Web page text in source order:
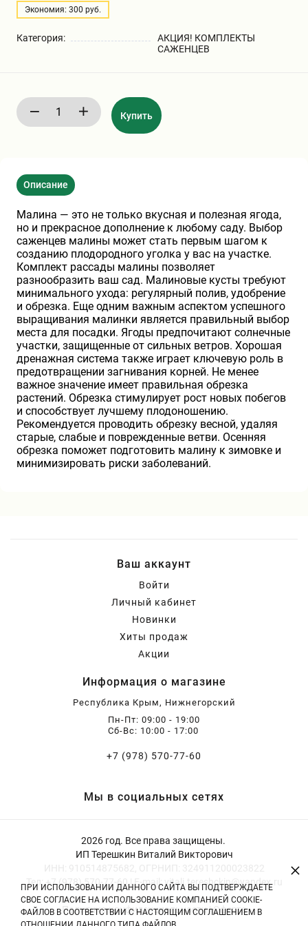
Шарафуга
Бирючина
Овсяница
ПАМПАСНАЯ ТРАВА
(КОРТАДЕРИЯ)
Кизильник саженец
Олеандр саженцы
Экзотические растения
Декоративные саженцы
Комнатные растения
Клематис
Глициния
Гвоздика саженцы
Хризантемы саженцы
Зелень и пряные травы
Экономия: 300 руб.
Категория:
АКЦИЯ! КОМПЛЕКТЫ
САЖЕНЦЕВ
Купить
Описание
Малина — это не только вкусная и полезная ягода,
но и прекрасное дополнение к любому саду. Выбор
саженцев малины может стать первым шагом к
созданию плодородного уголка у вас на участке.
Комплект рассады малины позволяет
разнообразить ваш сад. Малиновые кусты требуют
минимального ухода: регулярный полив, удобрение
и обрезка. Еще одним важным аспектом успешного
выращивания малинки является правильный выбор
места для посадки. Ягоды предпочитают солнечные
участки, защищенные от сильных ветров. Хорошая
дренажная система также играет ключевую роль в
предотвращении загнивания корней. Не менее
важное значение имеет правильная обрезка
растений. Обрезка стимулирует рост новых побегов
и способствует лучшему плодоношению.
Рекомендуется проводить обрезку весной, удаляя
старые, слабые и поврежденные ветви. Осенняя
обрезка поможет подготовить малину к зимовке и
минимизировать риски заболеваний.
Ваш аккаунт
Войти
Личный кабинет
Новинки
Хиты продаж
Акции
Информация о магазине
Республика Крым, Нижнегорский
Пн-Пт: 09:00 - 19:00
Сб-Вс: 10:00 - 17:00
+7 (978) 570-77-60
Мы в социальных сетях
2026 год. Все права защищены.
ИП Терешкин Виталий Викторович
Тел: +7 (978) 570-77-60 | E-mail: vitali.tereshckin@yandex.ru
Политика конфиденциальности|Оферта
ПРИ ИСПОЛЬЗОВАНИИ ДАННОГО САЙТА ВЫ ПОДТВЕРЖДАЕТЕ
СВОЕ СОГЛАСИЕ НА ИСПОЛЬЗОВАНИЕ КОМПАНИЕЙ COOKIE-
ФАЙЛОВ В СООТВЕТСТВИИ С НАСТОЯЩИМ СОГЛАШЕНИЕМ В
×